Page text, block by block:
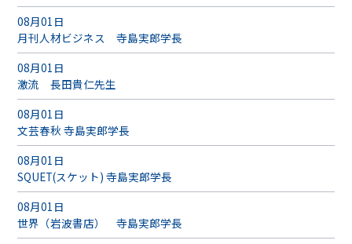
08月01日
月刊人材ビジネス 寺島実郎学長
08月01日
激流 長田貴仁先生
08月01日
文芸春秋 寺島実郎学長
08月01日
SQUET(スケット) 寺島実郎学長
08月01日
世界（岩波書店） 寺島実郎学長